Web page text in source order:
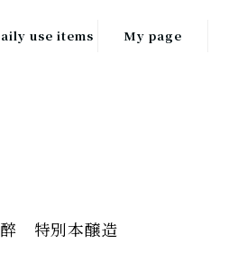
use items
グラス・酒器・
My page
特別本醸造